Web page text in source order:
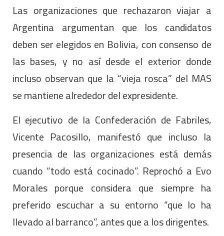
Las organizaciones que rechazaron viajar a
Argentina argumentan que los candidatos
deben ser elegidos en Bolivia, con consenso de
las bases, y no así desde el exterior donde
incluso observan que la “vieja rosca” del MAS
se mantiene alrededor del expresidente.
El ejecutivo de la Confederación de Fabriles,
Vicente Pacosillo, manifestó que incluso la
presencia de las organizaciones está demás
cuando “todo está cocinado”. Reprochó a Evo
Morales porque considera que siempre ha
preferido escuchar a su entorno “que lo ha
llevado al barranco”, antes que a los dirigentes.